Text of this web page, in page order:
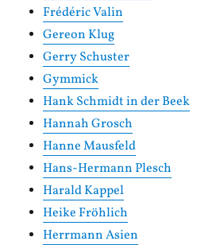
Frédéric Valin
Gereon Klug
Gerry Schuster
Gymmick
Hank Schmidt in der Beek
Hannah Grosch
Hanne Mausfeld
Hans-Hermann Plesch
Harald Kappel
Heike Fröhlich
Herrmann Asien